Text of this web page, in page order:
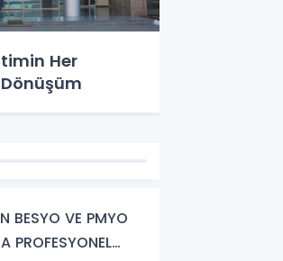
Her
Dönüşüm
BESYO VE PMYO
PROFESYONEL